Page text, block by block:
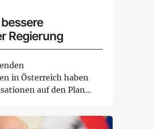
Regierung
in Österreich haben
auf den Plan